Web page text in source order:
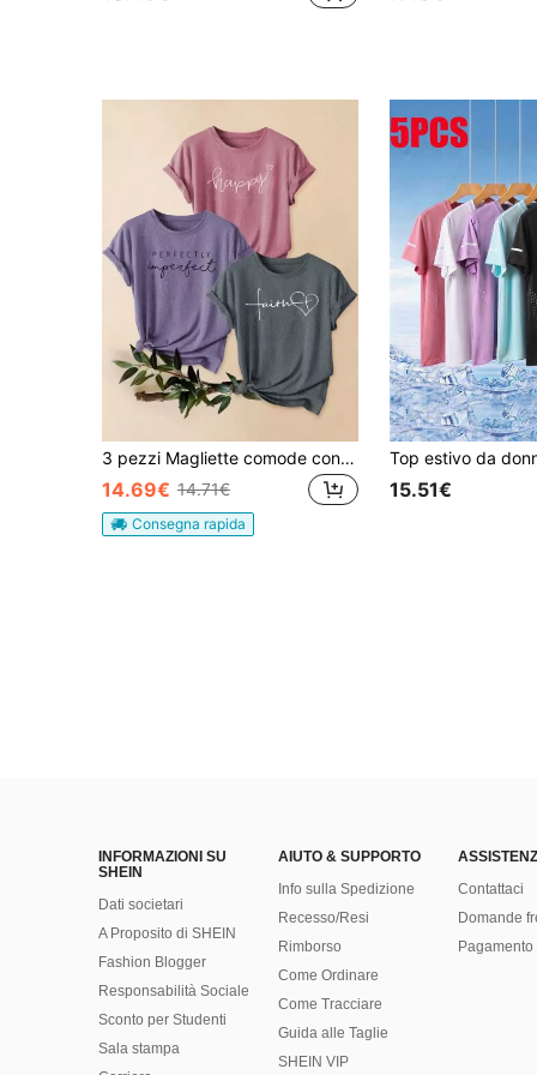
3 pezzi Magliette comode con stampa di lettere vintage, maglie sportive casual a maniche corte e scollo tondo, per donne
14.69€ 14.71€
Consegna rapida
15.51€
INFORMAZIONI SU
SHEIN
Dati societari
A Proposito di SHEIN
Fashion Blogger
Responsabilità Sociale
Sconto per Studenti
Sala stampa
AIUTO & SUPPORTO
Info sulla Spedizione
Recesso/Resi
Rimborso
Come Ordinare
Come Tracciare
Guida alle Taglie
SHEIN VIP
Contattaci
Domande
Pagamento